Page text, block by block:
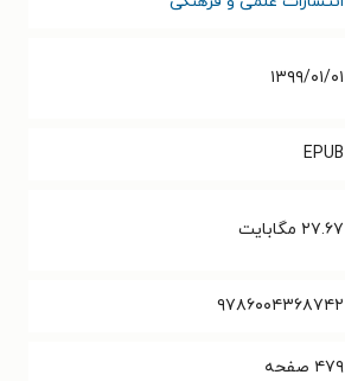
۱۳۹۹/۰۱/۰۱
EPUB
۲۷.۶۷ مگابایت
۹۷۸۶۰۰۴۳۶۸۷۴۲
۴۷۹ صفحه